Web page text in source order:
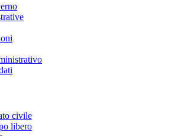
civile
libero